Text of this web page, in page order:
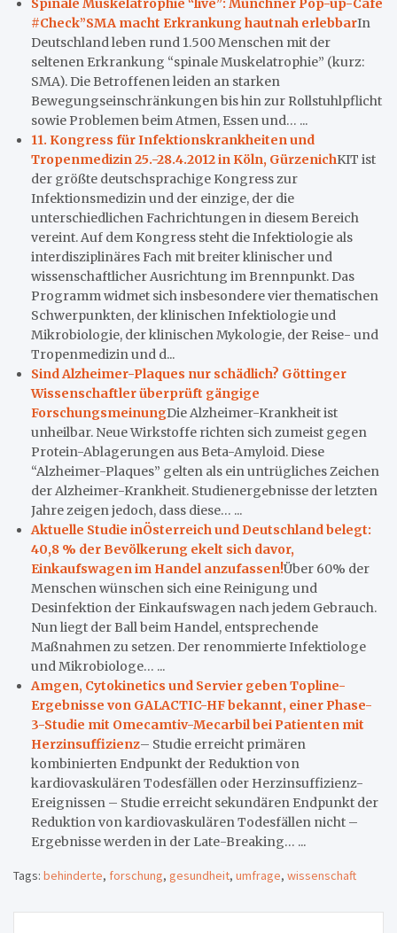
Spinale Muskelatrophie “live”: Münchner Pop-up-Café
#Check”SMA macht Erkrankung hautnah erlebbarIn
Deutschland leben rund 1.500 Menschen mit der
seltenen Erkrankung “spinale Muskelatrophie” (kurz:
SMA). Die Betroffenen leiden an starken
Bewegungseinschränkungen bis hin zur Rollstuhlpflicht
sowie Problemen beim Atmen, Essen und… ...
11. Kongress für Infektionskrankheiten und
Tropenmedizin 25.-28.4.2012 in Köln, GürzenichKIT ist
der größte deutschsprachige Kongress zur
Infektionsmedizin und der einzige, der die
unterschiedlichen Fachrichtungen in diesem Bereich
vereint. Auf dem Kongress steht die Infektiologie als
interdisziplinäres Fach mit breiter klinischer und
wissenschaftlicher Ausrichtung im Brennpunkt. Das
Programm widmet sich insbesondere vier thematischen
Schwerpunkten, der klinischen Infektiologie und
Mikrobiologie, der klinischen Mykologie, der Reise- und
Tropenmedizin und d...
Sind Alzheimer-Plaques nur schädlich? Göttinger
Wissenschaftler überprüft gängige
ForschungsmeinungDie Alzheimer-Krankheit ist
unheilbar. Neue Wirkstoffe richten sich zumeist gegen
Protein-Ablagerungen aus Beta-Amyloid. Diese
“Alzheimer-Plaques” gelten als ein untrügliches Zeichen
der Alzheimer-Krankheit. Studienergebnisse der letzten
Jahre zeigen jedoch, dass diese… ...
Aktuelle Studie inÖsterreich und Deutschland belegt:
40,8 % der Bevölkerung ekelt sich davor,
Einkaufswagen im Handel anzufassen!Über 60% der
Menschen wünschen sich eine Reinigung und
Desinfektion der Einkaufswagen nach jedem Gebrauch.
Nun liegt der Ball beim Handel, entsprechende
Maßnahmen zu setzen. Der renommierte Infektiologe
und Mikrobiologe… ...
Amgen, Cytokinetics und Servier geben Topline-
Ergebnisse von GALACTIC-HF bekannt, einer Phase-
3-Studie mit Omecamtiv-Mecarbil bei Patienten mit
Herzinsuffizienz– Studie erreicht primären
kombinierten Endpunkt der Reduktion von
kardiovaskulären Todesfällen oder Herzinsuffizienz-
Ereignissen – Studie erreicht sekundären Endpunkt der
Reduktion von kardiovaskulären Todesfällen nicht –
Ergebnisse werden in der Late-Breaking… ...
Tags: behinderte, forschung, gesundheit, umfrage, wissenschaft